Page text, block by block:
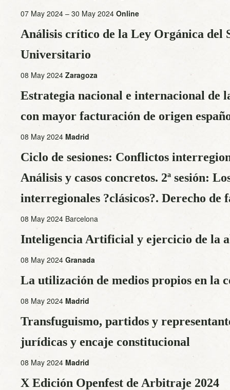
07 May 2024 – 30 May 2024 Online
Análisis crítico de la Ley Orgánica del
Universitario
08 May 2024 Zaragoza
Estrategia nacional e internacional de
con mayor facturación de origen
08 May 2024 Madrid
Ciclo de sesiones: Conflictos
Análisis y casos concretos. 2ª sesión:
interregionales ?clásicos?. Derecho de
08 May 2024 Barcelona
Inteligencia Artificial y ejercicio de la
08 May 2024 Granada
La utilización de medios propios en la
08 May 2024 Madrid
Transfuguismo, partidos y
jurídicas y encaje constitucional
08 May 2024 Madrid
X Edición Openfest de Arbitraje 2024